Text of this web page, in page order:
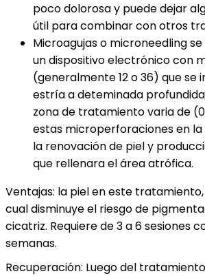
poco dolorosa y puede dejar
útil para combinar con otros
Microagujas o microneedling
un dispositivo electrónico con
(generalmente 12 o 36) que se
estría a deteminada
zona de tratamiento varia de
estas microperforaciones en
la renovación de piel y
que rellenara el área atrófica.
Ventajas: la piel en este
cual disminuye el riesgo de
cicatriz. Requiere de 3 a 6 sesiones
semanas.
Recuperación: Luego del